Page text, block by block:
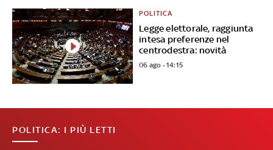
Legge elettorale, raggiunta
intesa preferenze nel
centrodestra: novità
POLITICA
06 ago - 14:15
POLITICA: I PIÙ LETTI